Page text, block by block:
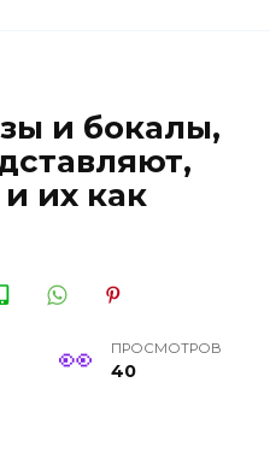
и бокалы,
их как
ПРОСМОТРОВ
40